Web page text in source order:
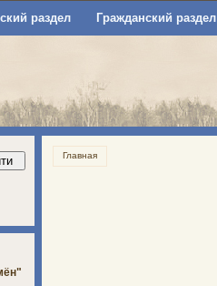
раздел Гражданский раздел
Главная